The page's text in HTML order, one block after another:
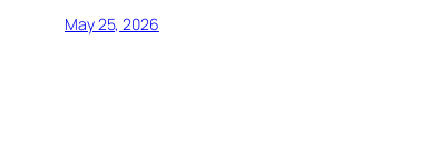
May 25, 2026